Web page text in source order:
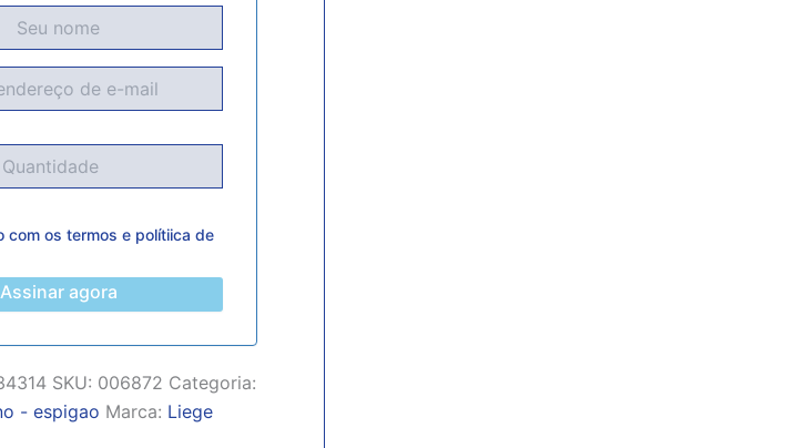
com os termos e polítiica de
Assinar agora
SKU: 006872 Categoria:
- espigao Marca: Liege